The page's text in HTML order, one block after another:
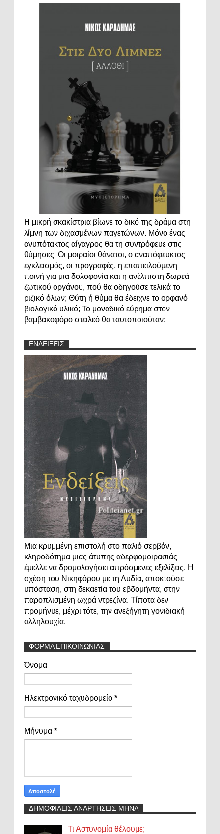
Η μικρή σκακίστρια βίωνε το δικό της δράμα στη
λίμνη των διχασμένων παγετώνων. Μόνο ένας
ανυπότακτος αίγαγρος θα τη συντρόφευε στις
θύμησες. Οι μοιραίοι θάνατοι, ο αναπόφευκτος
εγκλεισμός, οι προγραφές, η επαπειλούμενη
ποινή για μια δολοφονία και η ανέλπιστη δωρεά
ζωτικού οργάνου, πού θα οδηγούσε τελικά το
ριζικό όλων; Θύτη ή θύμα θα έδειχνε το ορφανό
βιολογικό υλικό; Το μοναδικό εύρημα στον
βαμβακοφόρο στειλεό θα ταυτοποιούταν;
ΕΝΔΕΙΞΕΙΣ
Μια κρυμμένη επιστολή στο παλιό σερβάν,
κληροδότημα μιας άτυπης αδερφομοιρασιάς
έμελλε να δρομολογήσει απρόσμενες εξελίξεις. Η
σχέση του Νικηφόρου με τη Λυδία, αποκτούσε
υπόσταση, στη δεκαετία του εβδομήντα, στην
παροπλισμένη ωχρά ντρεζίνα. Τίποτα δεν
προμήνυε, μέχρι τότε, την ανεξήγητη γονιδιακή
αλληλουχία.
ΦΟΡΜΑ ΕΠΙΚΟΙΝΩΝΙΑΣ
Όνομα
Ηλεκτρονικό ταχυδρομείο *
Μήνυμα *
ΔΗΜΟΦΙΛΕΙΣ ΑΝΑΡΤΗΣΕΙΣ ΜΗΝΑ
Τι Αστυνομία θέλουμε;